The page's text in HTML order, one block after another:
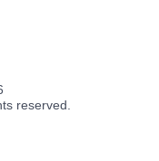
reserved.